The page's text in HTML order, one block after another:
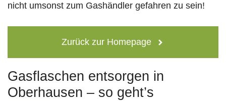
nicht umsonst zum Gashändler gefahren zu sein!
Zurück zur Homepage
Gasflaschen entsorgen in
Oberhausen – so geht’s